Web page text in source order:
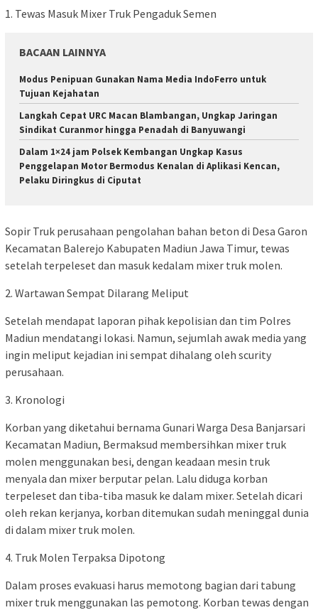
1. Tewas Masuk Mixer Truk Pengaduk Semen
BACAAN LAINNYA
Modus Penipuan Gunakan Nama Media IndoFerro untuk
Tujuan Kejahatan
Langkah Cepat URC Macan Blambangan, Ungkap Jaringan
Sindikat Curanmor hingga Penadah di Banyuwangi
Dalam 1×24 jam Polsek Kembangan Ungkap Kasus
Penggelapan Motor Bermodus Kenalan di Aplikasi Kencan,
Pelaku Diringkus di Ciputat
Sopir Truk perusahaan pengolahan bahan beton di Desa Garon
Kecamatan Balerejo Kabupaten Madiun Jawa Timur, tewas
setelah terpeleset dan masuk kedalam mixer truk molen.
2. Wartawan Sempat Dilarang Meliput
Setelah mendapat laporan pihak kepolisian dan tim Polres
Madiun mendatangi lokasi. Namun, sejumlah awak media yang
ingin meliput kejadian ini sempat dihalang oleh scurity
perusahaan.
3. Kronologi
Korban yang diketahui bernama Gunari Warga Desa Banjarsari
Kecamatan Madiun, Bermaksud membersihkan mixer truk
molen menggunakan besi, dengan keadaan mesin truk
menyala dan mixer berputar pelan. Lalu diduga korban
terpeleset dan tiba-tiba masuk ke dalam mixer. Setelah dicari
oleh rekan kerjanya, korban ditemukan sudah meninggal dunia
di dalam mixer truk molen.
4. Truk Molen Terpaksa Dipotong
Dalam proses evakuasi harus memotong bagian dari tabung
mixer truk menggunakan las pemotong. Korban tewas dengan